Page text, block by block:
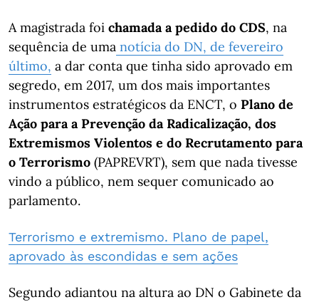
A magistrada foi chamada a pedido do CDS, na
sequência de uma notícia do DN, de fevereiro
último, a dar conta que tinha sido aprovado em
segredo, em 2017, um dos mais importantes
instrumentos estratégicos da ENCT, o Plano de
Ação para a Prevenção da Radicalização, dos
Extremismos Violentos e do Recrutamento para
o Terrorismo (PAPREVRT), sem que nada tivesse
vindo a público, nem sequer comunicado ao
parlamento.
Terrorismo e extremismo. Plano de papel,
aprovado às escondidas e sem ações
Segundo adiantou na altura ao DN o Gabinete da